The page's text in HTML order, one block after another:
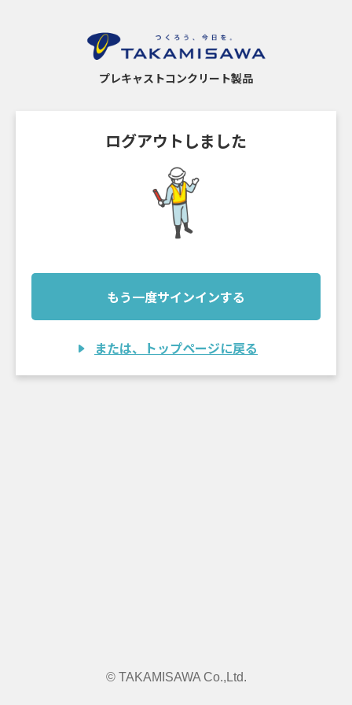
プレキャストコンクリート製品
ログアウトしました
もう一度サインインする
または、トップページに戻る
©︎ TAKAMISAWA Co.,Ltd.